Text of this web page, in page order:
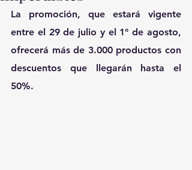
La promoción, que estará vigente
entre el 29 de julio y el 1° de agosto,
ofrecerá más de 3.000 productos con
descuentos que llegarán hasta el
50%.